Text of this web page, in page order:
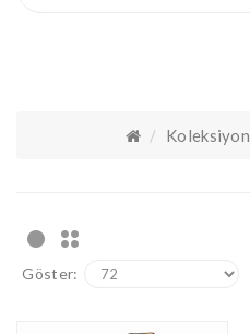
Koleksiyon
Göster: